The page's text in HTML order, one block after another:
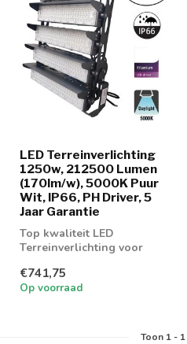
LED Terreinverlichting
1250w, 212500 Lumen
(170lm/w), 5000K Puur
Wit, IP66, PH Driver, 5
Jaar Garantie
Top kwaliteit LED
Terreinverlichting voor
parkeerplaatsen en
bedrij...
€741,75
Op voorraad
Toon 1- 1